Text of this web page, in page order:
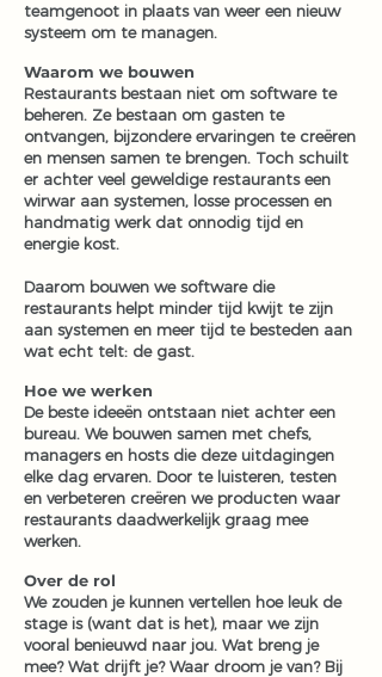
teamgenoot in plaats van weer een nieuw
systeem om te managen.
Waarom we bouwen
Restaurants bestaan niet om software te
beheren. Ze bestaan om gasten te
ontvangen, bijzondere ervaringen te creëren
en mensen samen te brengen. Toch schuilt
er achter veel geweldige restaurants een
wirwar aan systemen, losse processen en
handmatig werk dat onnodig tijd en
energie kost.
Daarom bouwen we software die
restaurants helpt minder tijd kwijt te zijn
aan systemen en meer tijd te besteden aan
wat echt telt: de gast.
Hoe we werken
De beste ideeën ontstaan niet achter een
bureau. We bouwen samen met chefs,
managers en hosts die deze uitdagingen
elke dag ervaren. Door te luisteren, testen
en verbeteren creëren we producten waar
restaurants daadwerkelijk graag mee
werken.
Over de rol
We zouden je kunnen vertellen hoe leuk de
stage is (want dat is het), maar we zijn
vooral benieuwd naar jou. Wat breng je
mee? Wat drijft je? Waar droom je van?​ Bij